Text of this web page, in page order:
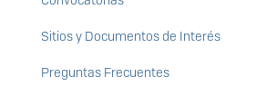
Sitios y Documentos de Interés
Preguntas Frecuentes